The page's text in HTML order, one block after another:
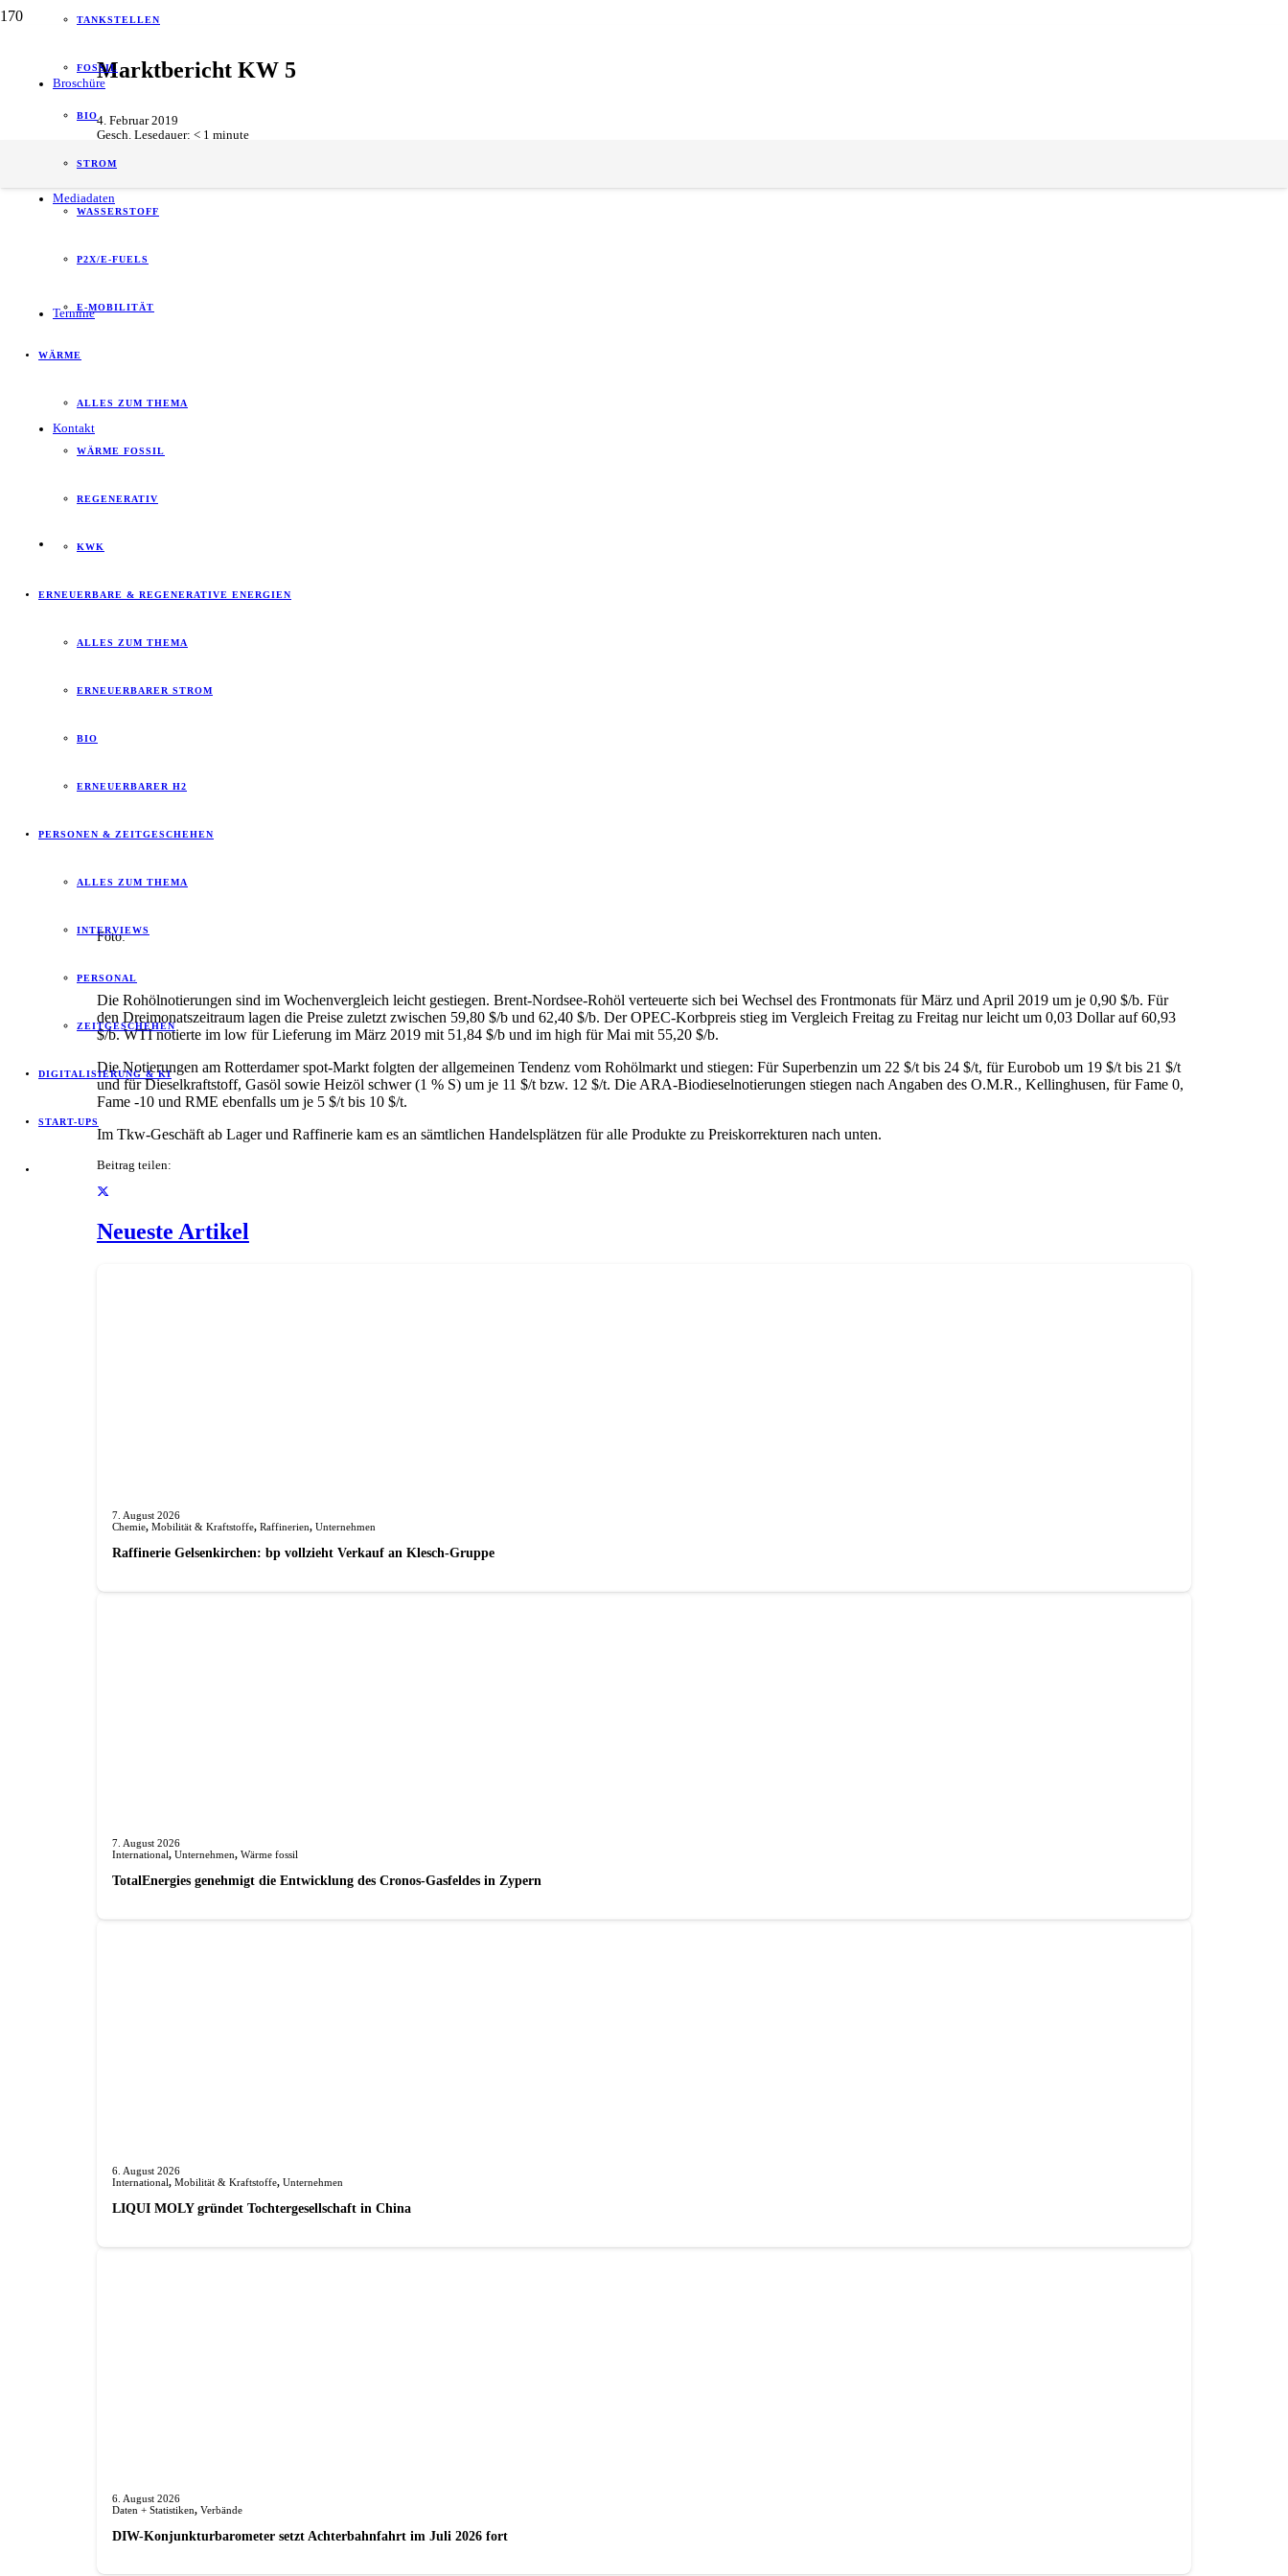
Broschüre
Mediadaten
Termine
Kontakt
TANKSTELLEN
FOSSIL
BIO
STROM
WASSERSTOFF
P2X/E-FUELS
E-MOBILITÄT
WÄRME
ALLES ZUM THEMA
WÄRME FOSSIL
REGENERATIV
KWK
ERNEUERBARE & REGENERATIVE ENERGIEN
ALLES ZUM THEMA
ERNEUERBARER STROM
BIO
ERNEUERBARER H2
PERSONEN & ZEITGESCHEHEN
ALLES ZUM THEMA
INTERVIEWS
PERSONAL
ZEITGESCHEHEN
DIGITALISIERUNG & KI
START-UPS
Marktbericht KW 5
4. Februar 2019
Gesch. Lesedauer: < 1 minute
Foto:
Die Rohölnotierungen sind im Wochenvergleich leicht gestiegen. Brent-Nordsee-Rohöl verteuerte sich bei Wechsel des Frontmonats für März und April 2019 um je 0,90 $/b. Für
den Dreimonatszeitraum lagen die Preise zuletzt zwischen 59,80 $/b und 62,40 $/b. Der OPEC-Korbpreis stieg im Vergleich Freitag zu Freitag nur leicht um 0,03 Dollar auf 60,93
$/b. WTI notierte im low für Lieferung im März 2019 mit 51,84 $/b und im high für Mai mit 55,20 $/b.
Die Notierungen am Rotterdamer spot-Markt folgten der allgemeinen Tendenz vom Rohölmarkt und stiegen: Für Superbenzin um 22 $/t bis 24 $/t, für Eurobob um 19 $/t bis 21 $/t
und für Dieselkraftstoff, Gasöl sowie Heizöl schwer (1 % S) um je 11 $/t bzw. 12 $/t. Die ARA-Biodieselnotierungen stiegen nach Angaben des O.M.R., Kellinghusen, für Fame 0,
Fame -10 und RME ebenfalls um je 5 $/t bis 10 $/t.
Im Tkw-Geschäft ab Lager und Raffinerie kam es an sämtlichen Handelsplätzen für alle Produkte zu Preiskorrekturen nach unten.
Beitrag teilen:
Neueste Artikel
7. August 2026
Chemie, Mobilität & Kraftstoffe, Raffinerien, Unternehmen
Raffinerie Gelsenkirchen: bp vollzieht Verkauf an Klesch-Gruppe
7. August 2026
International, Unternehmen, Wärme fossil
TotalEnergies genehmigt die Entwicklung des Cronos-Gasfeldes in Zypern
6. August 2026
International, Mobilität & Kraftstoffe, Unternehmen
LIQUI MOLY gründet Tochterge­sellschaft in China
6. August 2026
Daten + Statistiken, Verbände
DIW-Konjunkturbarometer setzt Achterbahnfahrt im Juli 2026 fort